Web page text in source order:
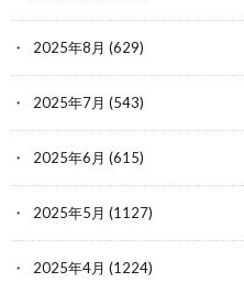
2025年8月 (629)
2025年7月 (543)
2025年6月 (615)
2025年5月 (1127)
2025年4月 (1224)